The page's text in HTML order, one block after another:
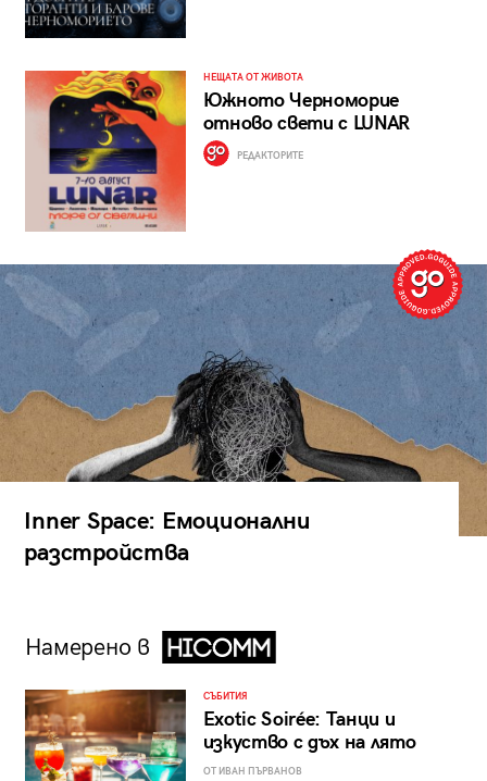
НЕЩАТА ОТ ЖИВОТА
Южното Черноморие
отново свети с LUNAR
РЕДАКТОРИТЕ
Inner Space: Емоционални
разстройства
Намерено в
СЪБИТИЯ
Exotic Soirée: Танци и
изкуство с дъх на лято
ОТ ИВАН ПЪРВАНОВ